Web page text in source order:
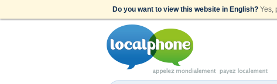
Do you want to view this website in English? Yes,